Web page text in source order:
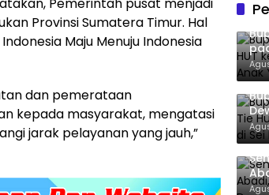
Provinsi Sumatera Timur. Hal
Maju Menuju Indonesia
dan pemerataan
kepada masyarakat, mengatasi
jarak pelayanan yang jauh,”